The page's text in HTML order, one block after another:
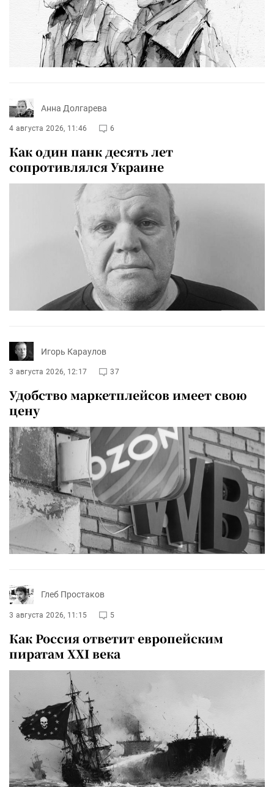
Анна Долгарева
4 августа 2026, 11:46 6
Как один панк десять лет
сопротивлялся Украине
Игорь Караулов
3 августа 2026, 12:17 37
Удобство маркетплейсов имеет свою
цену
Глеб Простаков
3 августа 2026, 11:15 5
Как Россия ответит европейским
пиратам XXI века